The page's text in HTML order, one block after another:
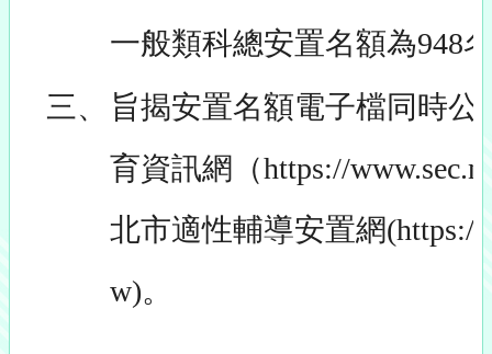
一般類科總安置名額為948
三、
旨揭安置名額電子檔同時
育資訊網（https://
北市適性輔導安置網(https://
w)。